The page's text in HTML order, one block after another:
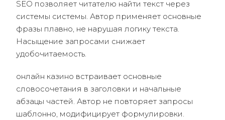
SEO позволяет читателю найти текст через
системы системы. Автор применяет основные
фразы плавно, не нарушая логику текста.
Насыщение запросами снижает
удобочитаемость.
онлайн казино встраивает основные
словосочетания в заголовки и начальные
абзацы частей. Автор не повторяет запросы
шаблонно, модифицирует формулировки.